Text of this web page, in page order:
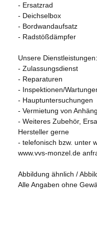
- Ersatzrad
- Deichselbox
- Bordwandaufsatz
- Radstößdämpfer
Unsere Dienstleistungen:
- Zulassungsdienst
- Reparaturen
- Inspektionen/
- Hauptuntersuchungen
- Vermietung von
- Weiteres Zubehör,
Hersteller gerne
- telefonisch bzw. unter
www.vvs-monzel.de
Abbildung ähnlich /
Alle Angaben ohne